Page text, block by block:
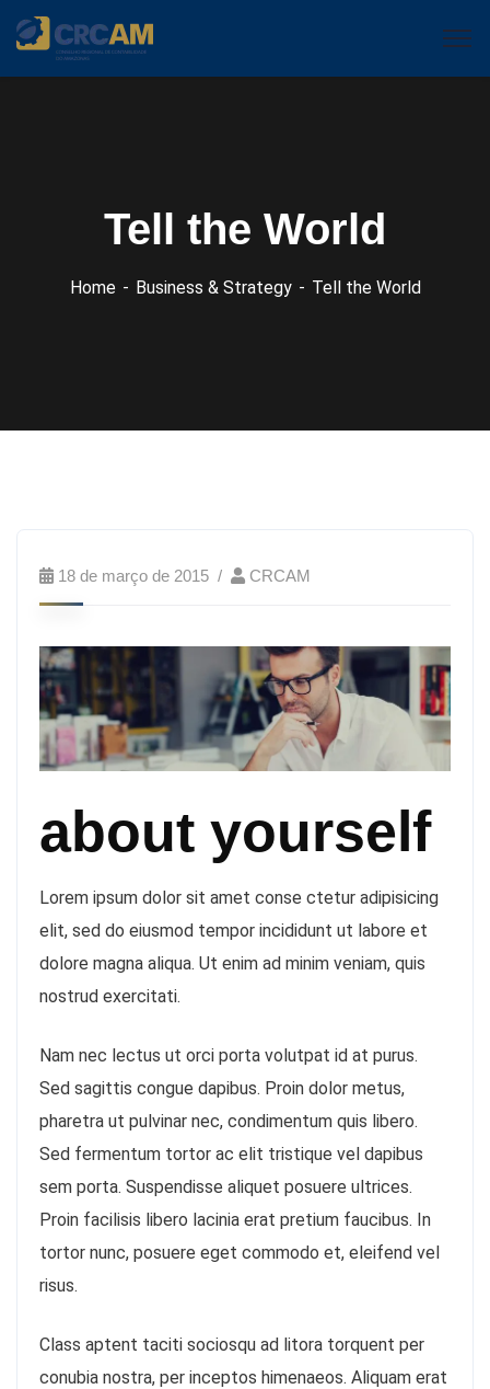
Tell the World
Home Business & Strategy Tell the World
18 de março de 2015 CRCAM
about yourself
Lorem ipsum dolor sit amet conse ctetur adipisicing
elit, sed do eiusmod tempor incididunt ut labore et
dolore magna aliqua. Ut enim ad minim veniam, quis
nostrud exercitati.
Nam nec lectus ut orci porta volutpat id at purus.
Sed sagittis congue dapibus. Proin dolor metus,
pharetra ut pulvinar nec, condimentum quis libero.
Sed fermentum tortor ac elit tristique vel dapibus
sem porta. Suspendisse aliquet posuere ultrices.
Proin facilisis libero lacinia erat pretium faucibus. In
tortor nunc, posuere eget commodo et, eleifend vel
risus.
Class aptent taciti sociosqu ad litora torquent per
conubia nostra, per inceptos himenaeos. Aliquam erat